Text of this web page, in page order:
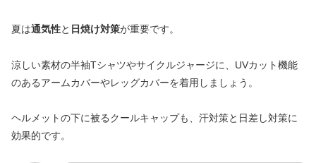
夏は通気性と 日焼け対策が重要です。
涼しい素材の半袖Tシャツやサイクルジャージに、UVカット機能
のあるアームカバーやレッグカバーを着用しましょう。
ヘルメットの下に被るクールキャップも、汗対策と日差し対策に
効果的です。